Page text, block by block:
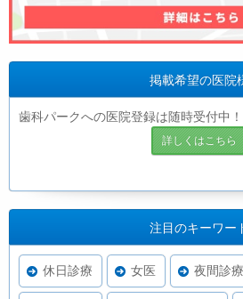
掲載希望の医院
歯科パークへの医院登録は随時受付中！
詳しくはこちら
注目のキーワー
休日診療 女医 夜間診療